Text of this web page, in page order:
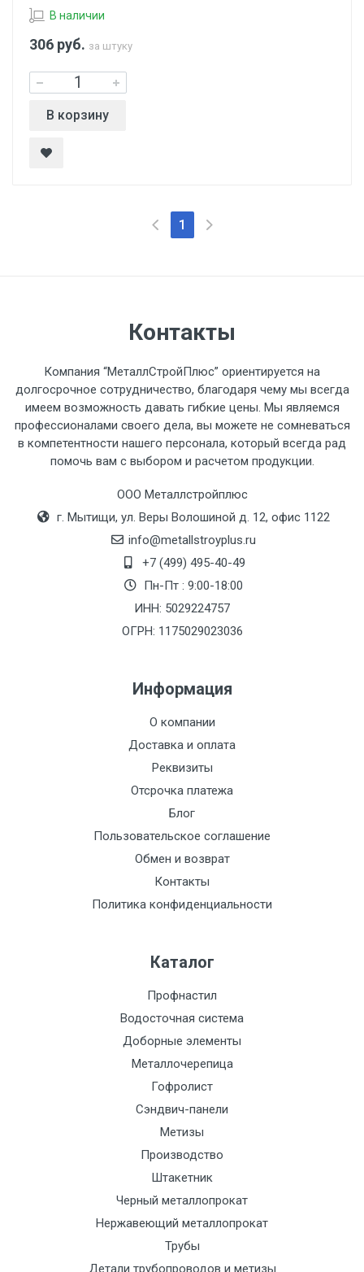
В наличии
306 руб. за штуку
В корзину
1
Контакты
Компания “МеталлСтройПлюс” ориентируется на
долгосрочное сотрудничество, благодаря чему мы всегда
имеем возможность давать гибкие цены. Мы являемся
профессионалами своего дела, вы можете не сомневаться
в компетентности нашего персонала, который всегда рад
помочь вам с выбором и расчетом продукции.
ООО Металлстройплюс
г. Мытищи, ул. Веры Волошиной д. 12, офис 1122
info@metallstroyplus.ru
+7 (499) 495-40-49
Пн-Пт : 9:00-18:00
ИНН: 5029224757
ОГРН: 1175029023036
Информация
О компании
Доставка и оплата
Реквизиты
Отсрочка платежа
Блог
Пользовательское соглашение
Обмен и возврат
Контакты
Политика конфиденциальности
Каталог
Профнастил
Водосточная система
Доборные элементы
Металлочерепица
Гофролист
Сэндвич-панели
Метизы
Производство
Штакетник
Черный металлопрокат
Нержавеющий металлопрокат
Трубы
Детали трубопроводов и метизы